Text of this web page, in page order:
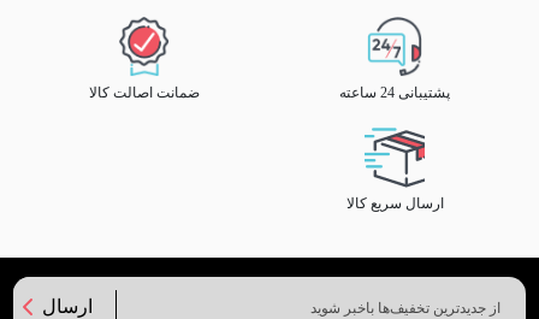
پشتیبانی 24 ساعته ضمانت اصالت کالا
ارسال سریع کالا
ارسال